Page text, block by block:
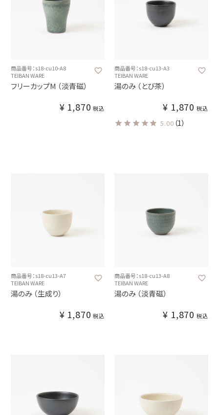
商品番号：s18-cu10-A8
TEIBAN WARE
フリーカップM （淡青磁）
¥ 1,870 税込
商品番号：s18-cu13-A3
TEIBAN WARE
湯のみ （とび茶）
¥ 1,870 税込
5.00 （1）
商品番号：s18-cu13-A7
TEIBAN WARE
湯のみ （生成り）
¥ 1,870 税込
商品番号：s18-cu13-A8
TEIBAN WARE
湯のみ （淡青磁）
¥ 1,870 税込